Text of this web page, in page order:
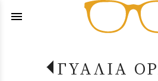
menu
ΓΥΑΛΙΑ